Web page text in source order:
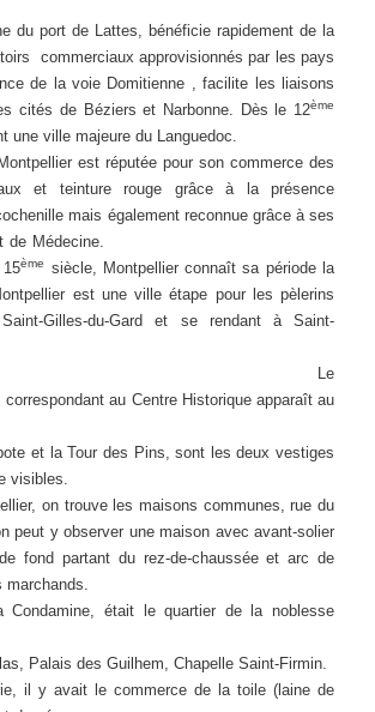
du port de Lattes, bénéficie rapidement de la
commerciaux approvisionnés par les pays
de la voie Domitienne , facilite les liaisons
cités de Béziers et Narbonne. Dès le 12ème
une ville majeure du Languedoc.
est réputée pour son commerce des
et teinture rouge grâce à la présence
mais également reconnue grâce à ses
Droit et de Médecine.
15ème
siècle, Montpellier connaît sa période la
est une ville étape pour les pèlerins
Gilles-du-Gard et se rendant à Saint-
Le
correspondant au Centre Historique apparaît au
et la Tour des Pins, sont les deux vestiges
visibles.
on trouve les maisons communes, rue du
peut y observer une maison avec avant-solier
fond partant du rez-de-chaussée et arc de
marchands.
Condamine, était le quartier de la noblesse
Palais des Guilhem, Chapelle Saint-Firmin.
il y avait le commerce de la toile (laine de